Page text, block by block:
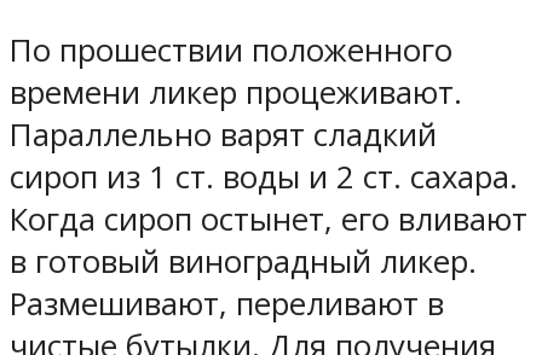
По прошествии положенного
времени ликер процеживают.
Параллельно варят сладкий
сироп из 1 ст. воды и 2 ст. сахара.
Когда сироп остынет, его вливают
в готовый виноградный ликер.
Размешивают, переливают в
чистые бутылки. Для получения